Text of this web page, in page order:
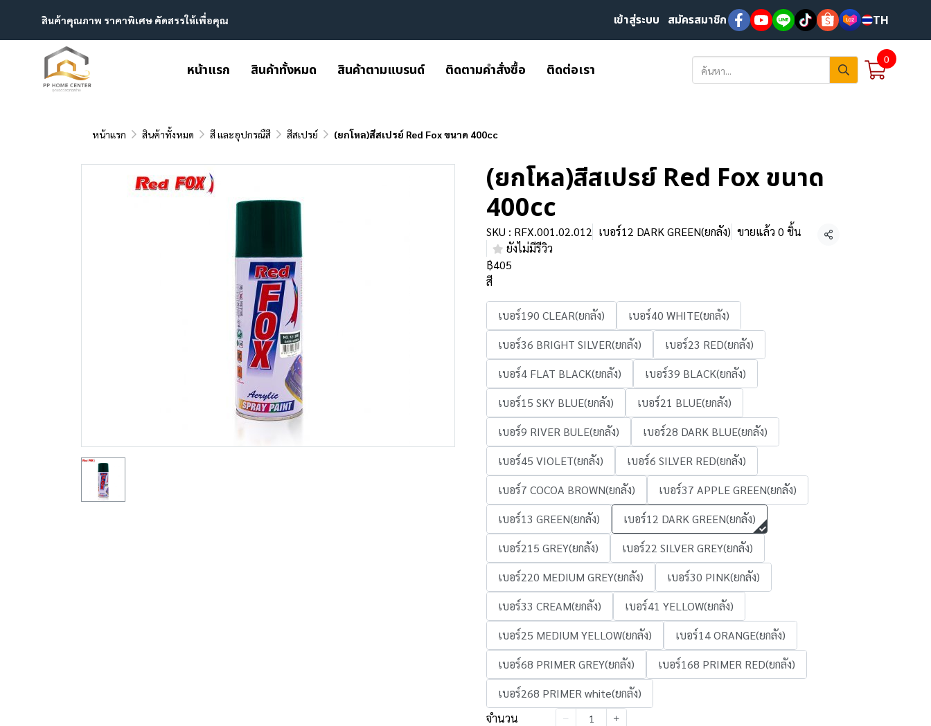
สินค้าคุณภาพ ราคาพิเศษ คัดสรรให้เพื่อคุณ เข้าสู่ระบบ สมัครสมาชิก TH
หน้าแรก สินค้าทั้งหมด สินค้าตามแบรนด์ ติดตามคำสั่งซื้อ ติดต่อเรา
0
หน้าแรก สินค้าทั้งหมด สี และอุปกรณืสี สีสเปรย์ (ยกโหล)สีสเปรย์ Red Fox ขนาด 400cc
(ยกโหล)สีสเปรย์ Red Fox ขนาด
400cc
SKU : RFX.001.02.012 เบอร์12 DARK GREEN(ยกลัง) ขายแล้ว 0 ชิ้น
ยังไม่มีรีวิว
แชร์
฿405
สี
เบอร์190 CLEAR(ยกลัง)
เบอร์40 WHITE(ยกลัง)
เบอร์36 BRIGHT SILVER(ยกลัง)
เบอร์23 RED(ยกลัง)
เบอร์4 FLAT BLACK(ยกลัง)
เบอร์39 BLACK(ยกลัง)
เบอร์15 SKY BLUE(ยกลัง)
เบอร์21 BLUE(ยกลัง)
เบอร์9 RIVER BULE(ยกลัง)
เบอร์28 DARK BLUE(ยกลัง)
เบอร์45 VIOLET(ยกลัง)
เบอร์6 SILVER RED(ยกลัง)
เบอร์7 COCOA BROWN(ยกลัง)
เบอร์37 APPLE GREEN(ยกลัง)
เบอร์13 GREEN(ยกลัง)
เบอร์12 DARK GREEN(ยกลัง)
เบอร์215 GREY(ยกลัง)
เบอร์22 SILVER GREY(ยกลัง)
เบอร์220 MEDIUM GREY(ยกลัง)
เบอร์30 PINK(ยกลัง)
เบอร์33 CREAM(ยกลัง)
เบอร์41 YELLOW(ยกลัง)
เบอร์25 MEDIUM YELLOW(ยกลัง)
เบอร์14 ORANGE(ยกลัง)
เบอร์68 PRIMER GREY(ยกลัง)
เบอร์168 PRIMER RED(ยกลัง)
เบอร์268 PRIMER white(ยกลัง)
จำนวน